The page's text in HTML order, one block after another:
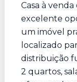
Casa à
excelente
um imóvel
localizado
distribuição
2 quartos,